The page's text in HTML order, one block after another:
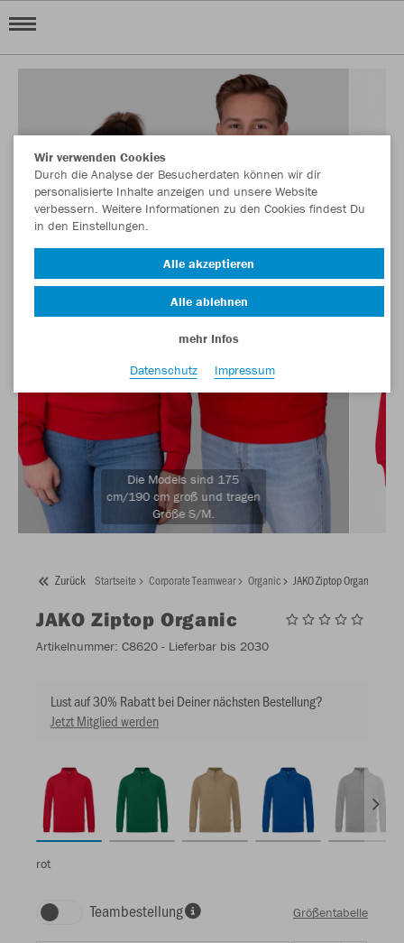
Die Models sind 175
cm/190 cm groß und tragen
Größe S/M.
Zurück Startseite Corporate Teamwear Organic JAKO Ziptop Organic
JAKO Ziptop Organic
Artikelnummer: C8620 - Lieferbar bis 2030
Lust auf 30% Rabatt bei Deiner nächsten Bestellung?
Jetzt Mitglied werden
rot
Teambestellung Größentabelle
Wir verwenden Cookies
Durch die Analyse der Besucherdaten können wir dir
personalisierte Inhalte anzeigen und unsere Website
verbessern. Weitere Informationen zu den Cookies findest Du
in den Einstellungen.
Alle akzeptieren
Alle ablehnen
mehr Infos
Datenschutz
Impressum